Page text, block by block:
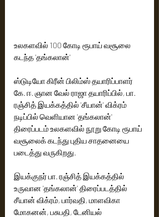
உலகளவில் 100 கோடி ரூபாய் வசூலை
கடந்த 'தங்கலான்'
ஸ்டுடியோ கிரீன் பிலிம்ஸ் தயாரிப்பாளர்
கே. ஈ. ஞான வேல் ராஜா தயாரிப்பில், பா.
ரஞ்சித் இயக்கத்தில் 'சீயான்' விக்ரம்
நடிப்பில் வெளியான 'தங்கலான்'
திரைப்படம் உலகளவில் நூறு கோடி ரூபாய்
வசூலைக் கடந்து புதிய சாதனையை
படைத்து வருகிறது.
இயக்குநர் பா. ரஞ்சித் இயக்கத்தில்
உருவான 'தங்கலான்' திரைப்படத்தில்
சீயான் விக்ரம், பார்வதி, மாளவிகா
மோகனன், பசுபதி, டேனியல்